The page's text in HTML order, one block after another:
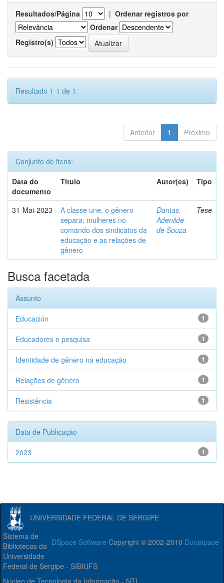
Resultados/Página | Ordenar registros por
Ordenar
Registro(s)
Resultado 1-1 de 1.
Anterior 1 Próximo
Conjunto de itens:
Data do
documento
Título Autor(es) Tipo
31-Mai-2023
A classe une, o gênero
separa: mulheres no
comando dos sindicatos da
educação e as relações de
gênero
Dantas,
Adenilde
de Souza
Tese
Busca facetada
Assunto
1
Educación
1
Educadores e pesquisa
1
Identidade de gênero na educação
1
Relações de gênero
1
Resistência
Data de Publicação
1
2023
UNIVERSIDADE FEDERAL DE SERGIPE
DSpace Software Copyright © 2002-2010 Duraspace
Sistema de
Bibliotecas da
Universidade
Federal de Sergipe - SIBIUFS
Núcleo de Tecnologia da Informação - NTI